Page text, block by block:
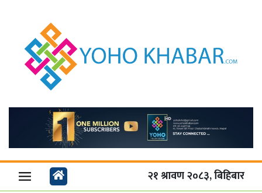
२१ श्रावण २०८३, बिहिबार